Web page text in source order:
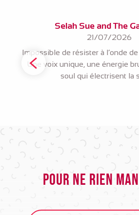
Selah Sue and The
21/07/2026
Impossible de résister à l’onde
Une voix unique, une énergie
soul qui électrisent la
Pour ne rien